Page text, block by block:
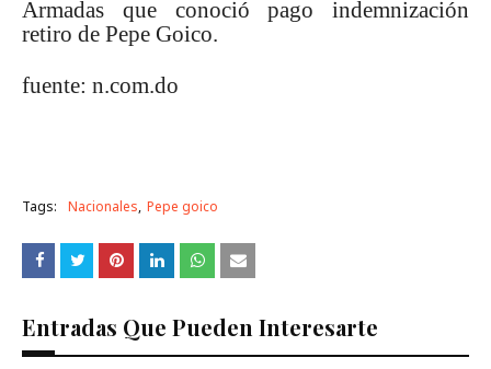
Armadas que conoció pago indemnización
retiro de Pepe Goico.
fuente: n.com.do
Tags: Nacionales Pepe goico
Entradas Que Pueden Interesarte